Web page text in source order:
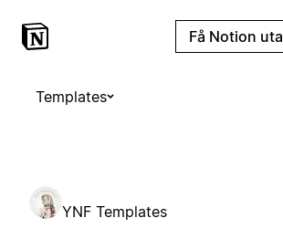
Få Notion
Templates
YNF Templates